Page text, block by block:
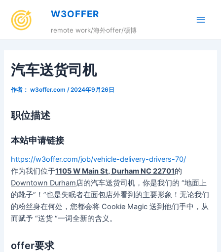
W3OFFER
remote work/海外offer/硕博
汽车送货司机
作者： w3offer.com /2024年9月26日
职位描述
本站申请链接
https://w3offer.com/job/vehicle-delivery-drivers-70/
作为我们位于1105 W Main St, Durham NC 22701的
Downtown Durham店的汽车送货司机，你是我们的 “地面上
的靴子”！”也是失眠者在面包店外看到的主要形象！无论我们
的粉丝身在何处，您都会将 Cookie Magic 送到他们手中，从
而赋予 “送货 “一词全新的含义。
offer要求